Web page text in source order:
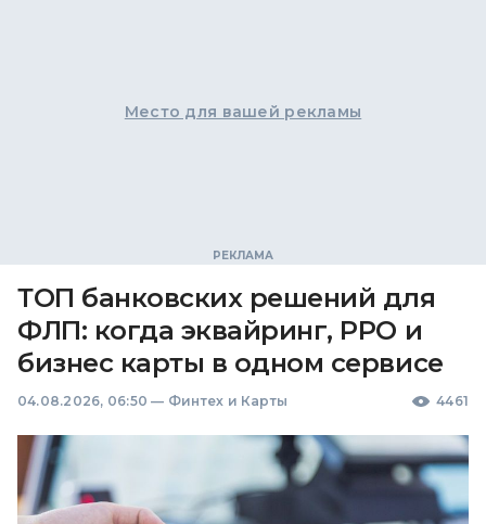
Место для вашей рекламы
ТОП банковских решений для
ФЛП: когда эквайринг, РРО и
бизнес карты в одном сервисе
04.08.2026, 06:50 — Финтех и Карты 4461